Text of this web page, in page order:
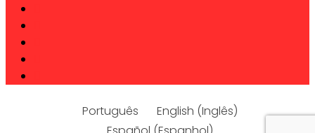
Português English (Inglês)